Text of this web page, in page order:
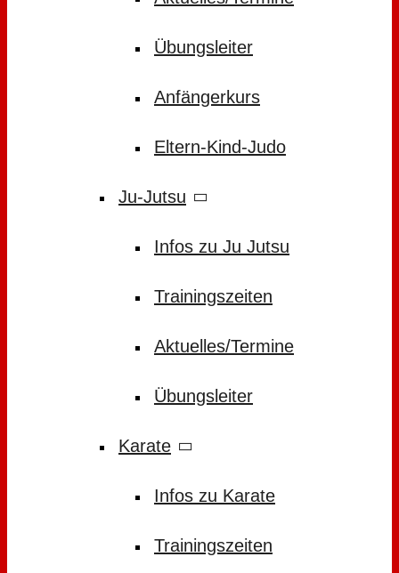
Übungsleiter
Anfängerkurs
Eltern-Kind-Judo
Ju-Jutsu
Infos zu Ju Jutsu
Trainingszeiten
Aktuelles/Termine
Übungsleiter
Karate
Infos zu Karate
Trainingszeiten